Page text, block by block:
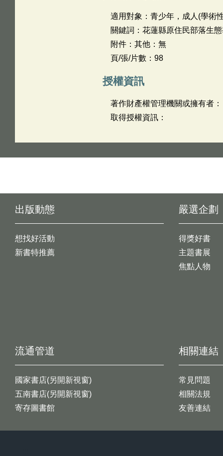
適用對象：青少年，成人(學術
關鍵詞：花蓮縣原住民部落生
附件：其他：無
頁/張/片數：98
授權資訊
著作財產權管理機關或擁有者：
取得授權資訊：
出版動態
想找好活動
新書特推薦
嚴選企劃
得獎好書
主題書展
焦點人物
流通管道
國家書店(另開新視窗)
五南書店(另開新視窗)
寄存圖書館
相關連結
常見問題
相關法規
友善連結